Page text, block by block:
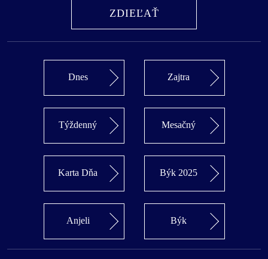
ZDIEĽAŤ
Dnes Zajtra
Týždenný Mesačný
Karta Dňa Býk 2025
Anjeli Býk